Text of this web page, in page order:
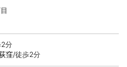
分
窪/徒歩2分